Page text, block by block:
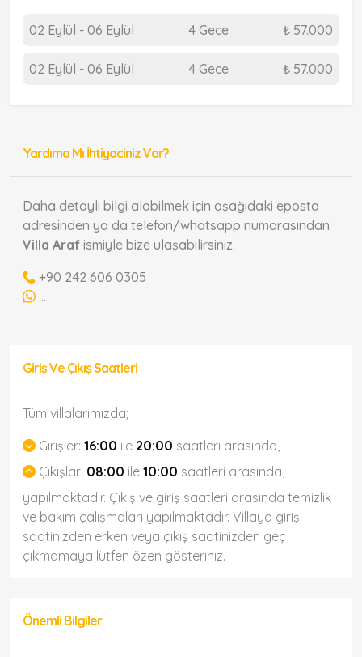
02 Eylül - 06 Eylül 4 Gece ₺ 57.000
02 Eylül - 06 Eylül 4 Gece ₺ 57.000
Yardıma Mı İhtiyaciniz Var?
Daha detaylı bilgi alabilmek için aşağıdaki eposta
adresinden ya da telefon/whatsapp numarasından
Villa Araf ismiyle bize ulaşabilirsiniz.
+90 242 606 0305
...
Giriş Ve Çıkış Saatleri
Tüm villalarımızda;
Girişler: 16:00 ile 20:00 saatleri arasında,
Çıkışlar: 08:00 ile 10:00 saatleri arasında,
yapılmaktadır. Çıkış ve giriş saatleri arasında temizlik
ve bakım çalışmaları yapılmaktadır. Villaya giriş
saatinizden erken veya çıkış saatinizden geç
çıkmamaya lütfen özen gösteriniz.
Önemli Bilgiler